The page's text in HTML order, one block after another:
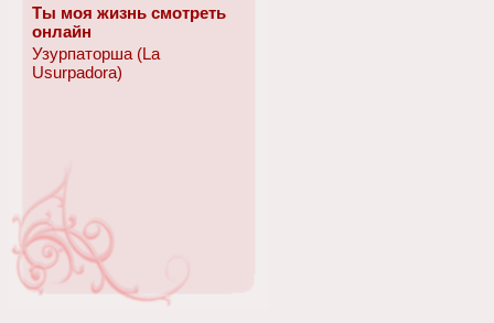
Ты моя жизнь смотреть
онлайн
Узурпаторша (La
Usurpadora)